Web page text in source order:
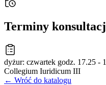
Terminy
dyżur: czwartek godz. 17.25 -
Collegium Iuridicum III
← Wróć do katalogu